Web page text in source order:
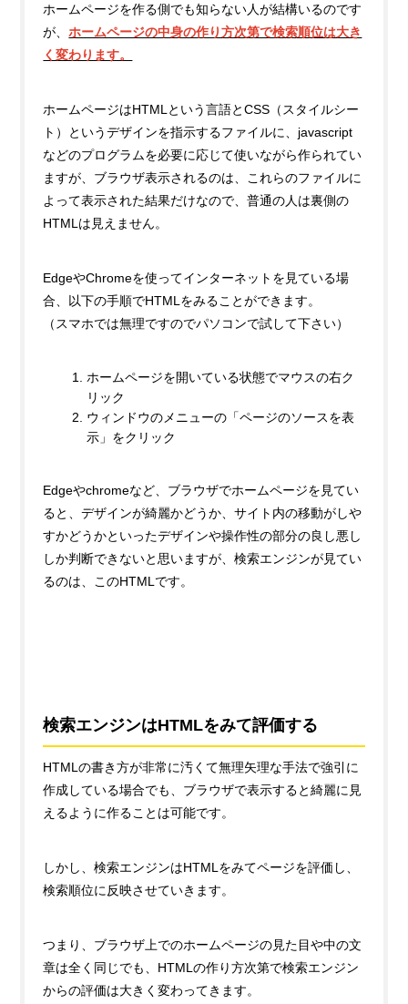
ホームページを作る側でも知らない人が結構いるのです
が、ホームページの中身の作り方次第で検索順位は大き
く変わります。
ホームページはHTMLという言語とCSS（スタイルシー
ト）というデザインを指示するファイルに、javascript
などのプログラムを必要に応じて使いながら作られてい
ますが、ブラウザ表示されるのは、これらのファイルに
よって表示された結果だけなので、普通の人は裏側の
HTMLは見えません。
EdgeやChromeを使ってインターネットを見ている場
合、以下の手順でHTMLをみることができます。
（スマホでは無理ですのでパソコンで試して下さい）
ホームページを開いている状態でマウスの右ク
リック
ウィンドウのメニューの「ページのソースを表
示」をクリック
Edgeやchromeなど、ブラウザでホームページを見てい
ると、デザインが綺麗かどうか、サイト内の移動がしや
すかどうかといったデザインや操作性の部分の良し悪し
しか判断できないと思いますが、検索エンジンが見てい
るのは、このHTMLです。
検索エンジンはHTMLをみて評価する
HTMLの書き方が非常に汚くて無理矢理な手法で強引に
作成している場合でも、ブラウザで表示すると綺麗に見
えるように作ることは可能です。
しかし、検索エンジンはHTMLをみてページを評価し、
検索順位に反映させていきます。
つまり、ブラウザ上でのホームページの見た目や中の文
章は全く同じでも、HTMLの作り方次第で検索エンジン
からの評価は大きく変わってきます。